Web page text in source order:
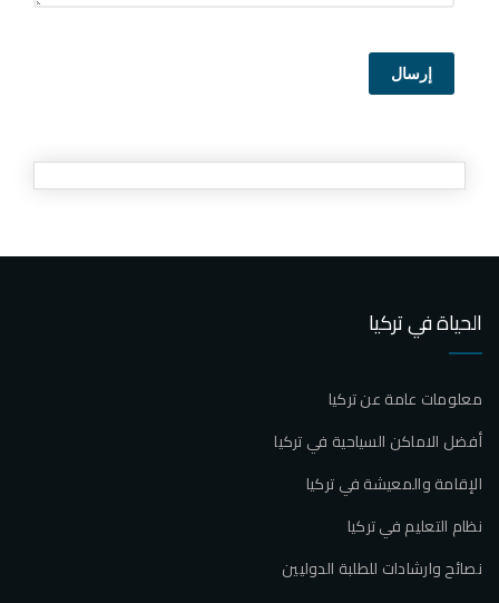
إرسال
الحياة في تركيا
معلومات عامة عن تركيا
أفضل الاماكن السياحية في تركيا
الإقامة والمعيشة في تركيا
نظام التعليم في تركيا
نصائح وارشادات للطلبة الدوليين